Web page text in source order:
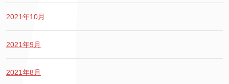
2021年10月
2021年9月
2021年8月